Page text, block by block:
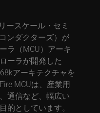
ースケール・セミ
ンダクターズ）が
ラ（MCU）アーキ
ーラが開発した
アーキテクチャを
MCUは、産業用
通信など、幅広い
的としています。